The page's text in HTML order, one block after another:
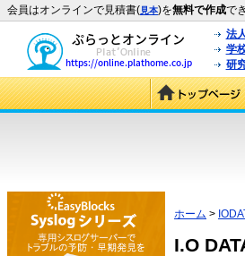
会員はオンラインで見積書(見本)を無料で作成で
法
学
研
ホーム >
I.O